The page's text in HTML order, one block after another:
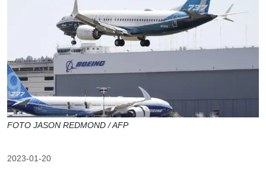
FOTO JASON REDMOND / AFP
2023-01-20